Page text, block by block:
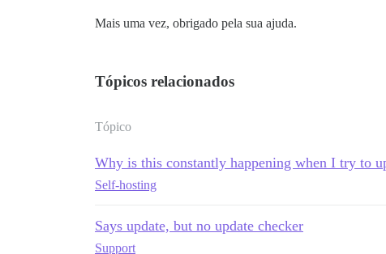
Mais uma vez, obrigado pela sua ajuda.
Tópicos relacionados
Tópico
Why is this constantly happening when I try to
Self-hosting
Says update, but no update checker
Support